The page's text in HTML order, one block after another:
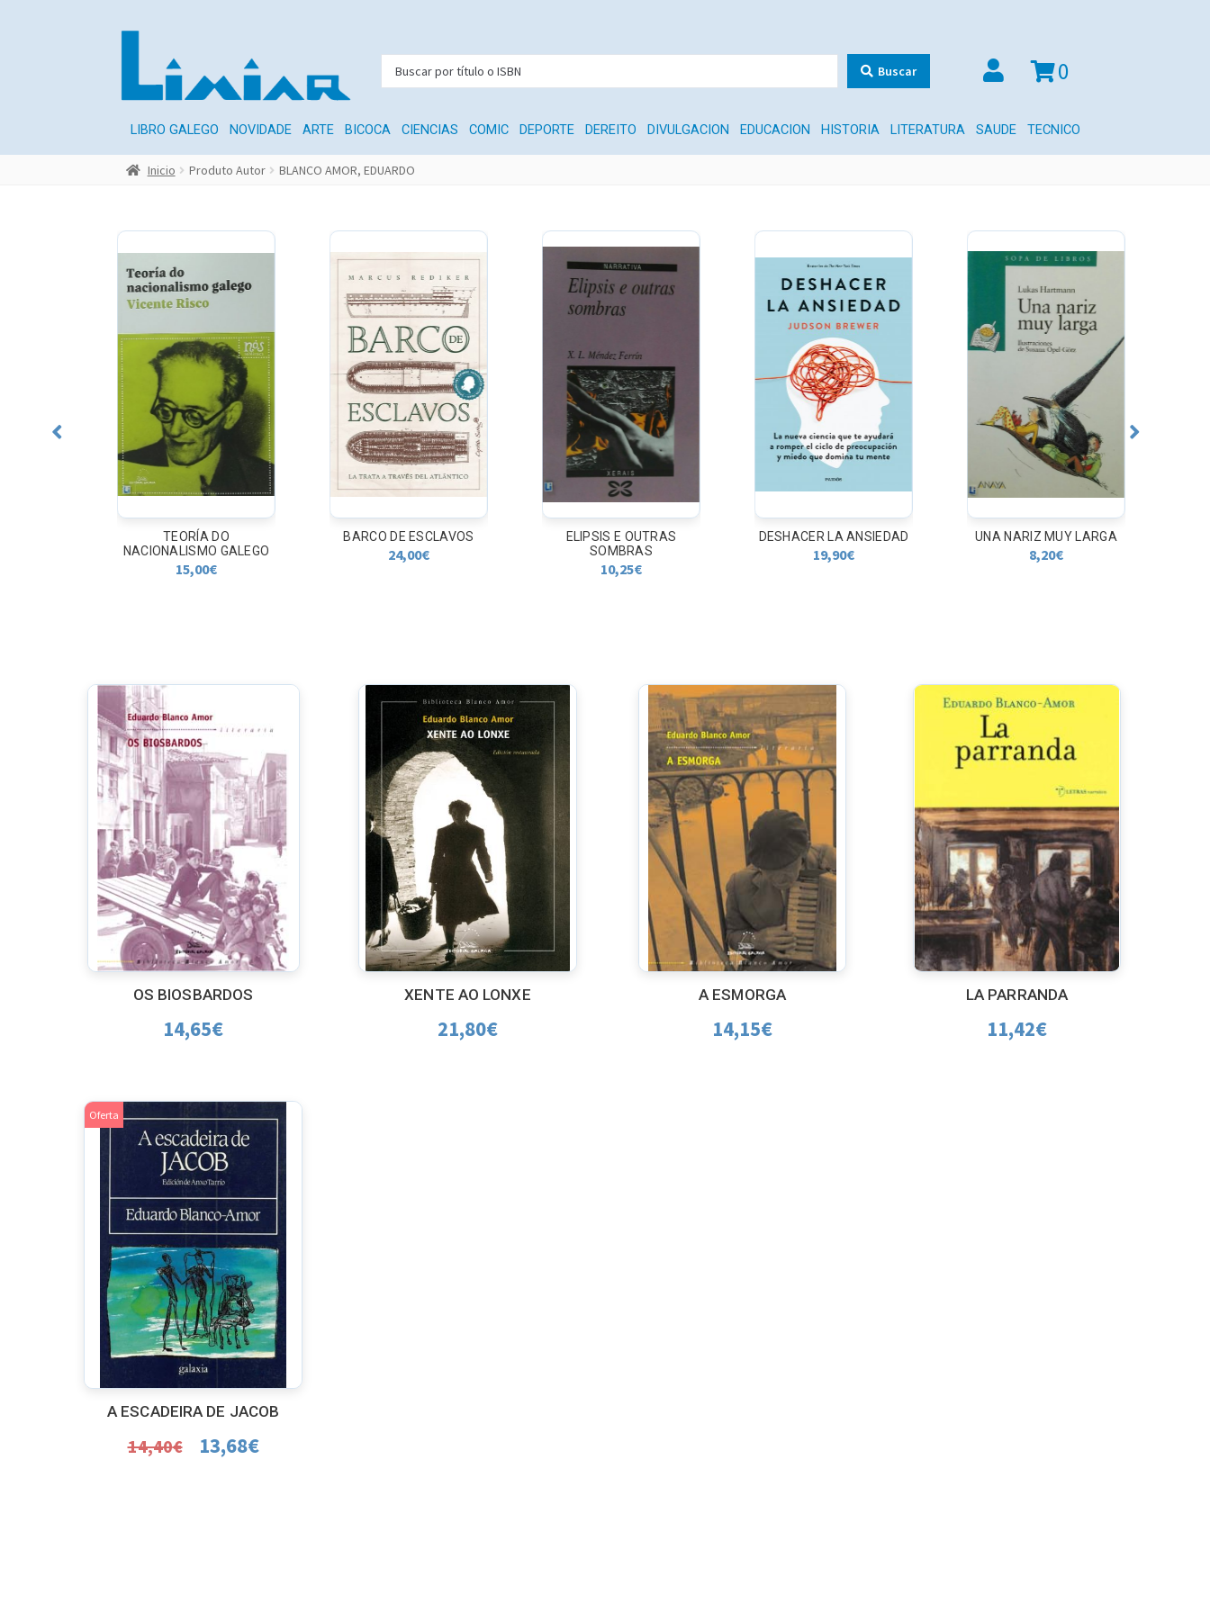
Buscar 0
LIBRO GALEGO NOVIDADE ARTE BICOCA CIENCIAS COMIC DEPORTE DEREITO DIVULGACION EDUCACION HISTORIA LITERATURA SAUDE TECNICO
Inicio Produto Autor BLANCO AMOR, EDUARDO
TEORÍA DO
NACIONALISMO GALEGO
15,00€
BARCO DE ESCLAVOS
24,00€
ELIPSIS E OUTRAS
SOMBRAS
10,25€
DESHACER LA ANSIEDAD
19,90€
UNA NARIZ MUY LARGA
8,20€
OS BIOSBARDOS
14,65€
XENTE AO LONXE
21,80€
A ESMORGA
14,15€
LA PARRANDA
11,42€
Oferta
A ESCADEIRA DE JACOB
14,40€ 13,68€